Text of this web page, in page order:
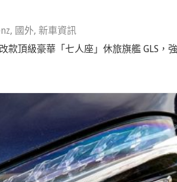
, 國外, 新車資訊
款頂級豪華「七人座」休旅旗艦 GLS，